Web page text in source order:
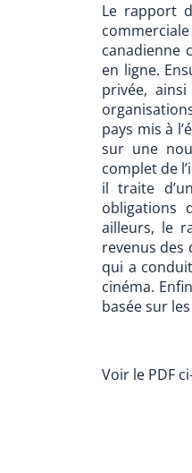
Le rapport
canadienne
en ligne.
privée,
pays mis à
sur une
complet de
il traite
obligations
ailleurs, le
revenus des
qui a
cinéma.
basée sur
Voir le PDF